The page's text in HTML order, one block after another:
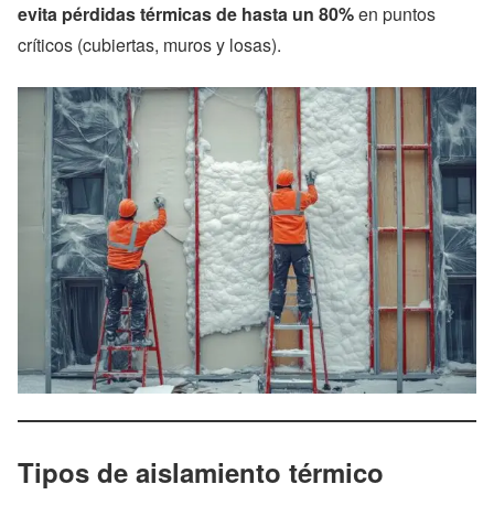
evita pérdidas térmicas de hasta un 80%en puntos
críticos (cubiertas, muros y losas).
Tipos de aislamiento térmico